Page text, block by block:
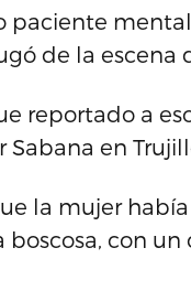
paciente
de la escena
a eso
Sabana en
la mujer
con